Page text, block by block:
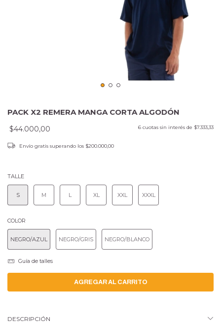
PACK X2 REMERA MANGA CORTA ALGODÓN
$44.000,00 6 cuotas sin interés de $7.333,33
Envío gratissuperando los $200.000,00
TALLE
S M L XL XXL XXXL
COLOR
NEGRO/AZUL NEGRO/GRIS NEGRO/BLANCO
Guía de talles
DESCRIPCIÓN